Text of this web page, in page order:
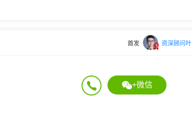
首发 资深顾问叶
+微信